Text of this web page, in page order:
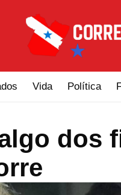
Vida Política
dos